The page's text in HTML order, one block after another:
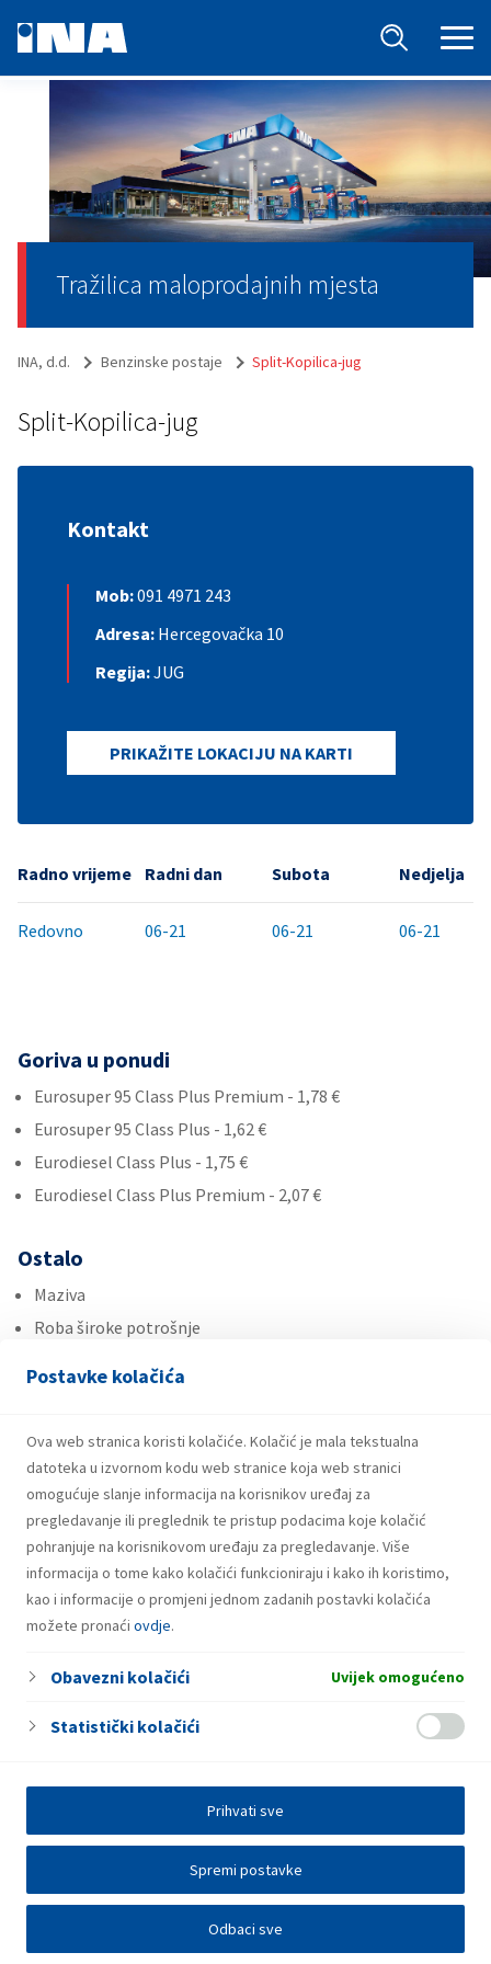
Postavke kolačića
Ova web stranica koristi kolačiće. Kolačić je mala tekstualna
datoteka u izvornom kodu web stranice koja web stranici
omogućuje slanje informacija na korisnikov uređaj za
pregledavanje ili preglednik te pristup podacima koje kolačić
pohranjuje na korisnikovom uređaju za pregledavanje. Više
informacija o tome kako kolačići funkcioniraju i kako ih koristimo,
kao i informacije o promjeni jednom zadanih postavki kolačića
možete pronaći ovdje.
Obavezni kolačići Uvijek omogućeno
Statistički kolačići
Odbaci sve
Spremi postavke
Prihvati sve
Tražilica maloprodajnih mjesta
INA, d.d. Benzinske postaje Split-Kopilica-jug
Split-Kopilica-jug
Kontakt
Mob:091 4971 243
Adresa: Hercegovačka 10
Regija:JUG
PRIKAŽITE LOKACIJU NA KARTI
Radno vrijeme Radni dan Subota Nedjelja
Redovno 06-21 06-21 06-21
Goriva u ponudi
Eurosuper 95 Class Plus Premium - 1,78 €
Eurosuper 95 Class Plus - 1,62 €
Eurodiesel Class Plus - 1,75 €
Eurodiesel Class Plus Premium - 2,07 €
Ostalo
Maziva
Roba široke potrošnje
Plin u bocama